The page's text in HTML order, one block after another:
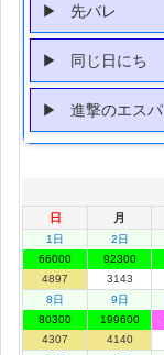
先バレ
同じ日にち
進撃のエスパ
日 月
1日
66000
4897
2日
92300
3143
8日
80300
4307
9日
199600
4140